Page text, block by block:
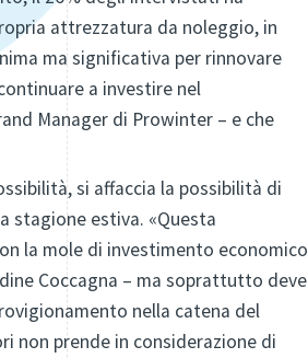
attrezzatura da noleggio, in
ma significativa per rinnovare
a investire nel
Manager di Prowinter – e che
si affaccia la possibilità di
stagione estiva. «Questa
la mole di investimento economico
Coccagna – ma soprattutto deve
nella catena del
non prende in considerazione di